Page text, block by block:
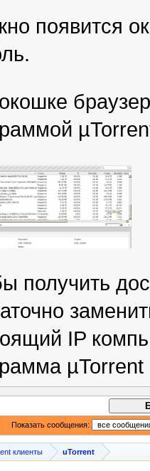
появится
получить
IP
Показать сообщения:
клиенты uTorrent